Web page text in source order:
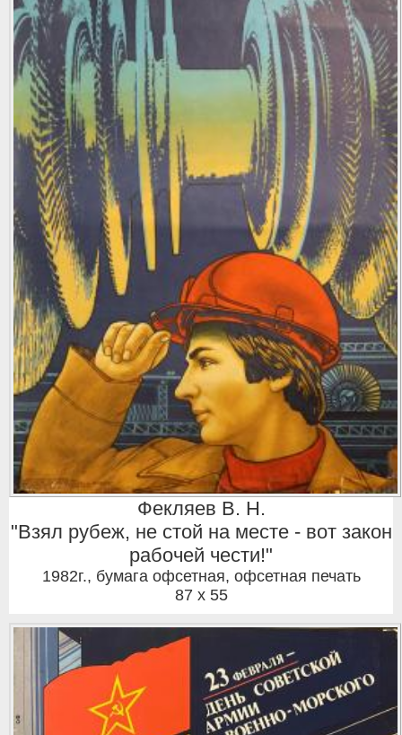
Фекляев В. Н.
"Взял рубеж, не стой на месте - вот закон
рабочей чести!"
1982г., бумага офсетная, офсетная печать
87 x 55